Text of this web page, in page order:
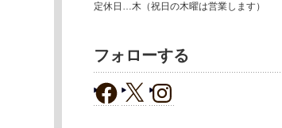
定休日…木（祝日の木曜は営業します）
フォローする